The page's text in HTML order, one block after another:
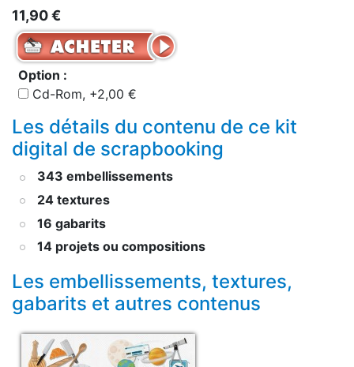
11,90 €
Option :
Cd-Rom, +2,00 €
Les détails du contenu de ce kit
digital de scrapbooking
343 embellissements
24 textures
16 gabarits
14 projets ou compositions
Les embellissements, textures,
gabarits et autres contenus